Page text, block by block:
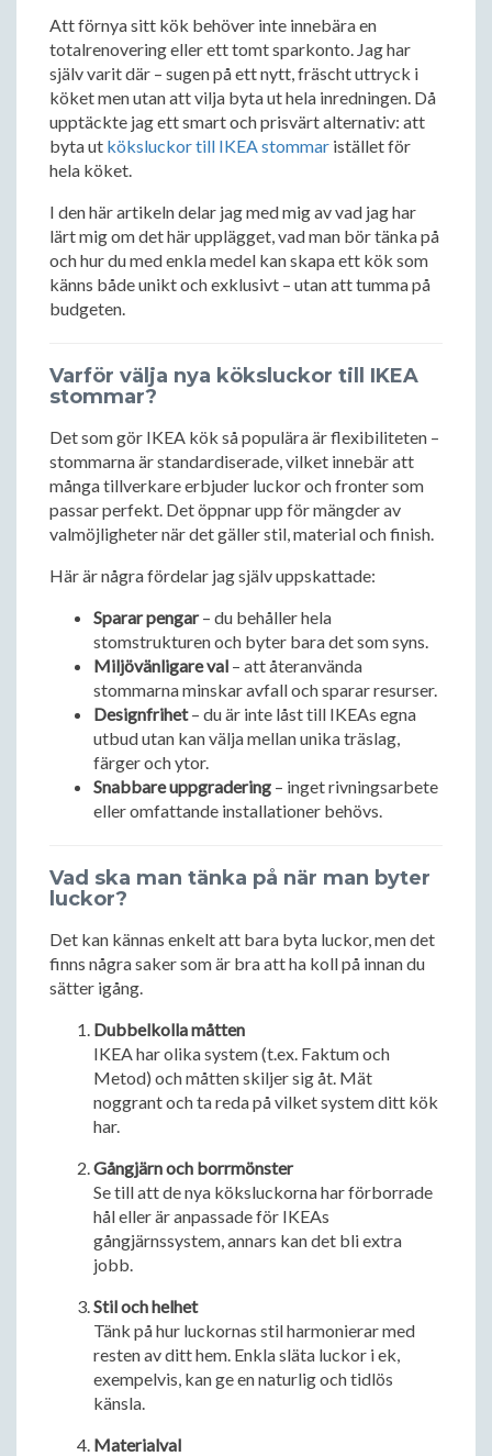
Att förnya sitt kök behöver inte innebära en
totalrenovering eller ett tomt sparkonto. Jag har
själv varit där – sugen på ett nytt, fräscht uttryck i
köket men utan att vilja byta ut hela inredningen. Då
upptäckte jag ett smart och prisvärt alternativ: att
byta ut köksluckor till IKEA stommar istället för
hela köket.
I den här artikeln delar jag med mig av vad jag har
lärt mig om det här upplägget, vad man bör tänka på
och hur du med enkla medel kan skapa ett kök som
känns både unikt och exklusivt – utan att tumma på
budgeten.
Varför välja nya köksluckor till IKEA
stommar?
Det som gör IKEA kök så populära är flexibiliteten –
stommarna är standardiserade, vilket innebär att
många tillverkare erbjuder luckor och fronter som
passar perfekt. Det öppnar upp för mängder av
valmöjligheter när det gäller stil, material och finish.
Här är några fördelar jag själv uppskattade:
Sparar pengar– du behåller hela
stomstrukturen och byter bara det som syns.
Miljövänligare val – att återanvända
stommarna minskar avfall och sparar resurser.
Designfrihet– du är inte låst till IKEAs egna
utbud utan kan välja mellan unika träslag,
färger och ytor.
Snabbare uppgradering – inget rivningsarbete
eller omfattande installationer behövs.
Vad ska man tänka på när man byter
luckor?
Det kan kännas enkelt att bara byta luckor, men det
finns några saker som är bra att ha koll på innan du
sätter igång.
Dubbelkolla måtten
IKEA har olika system (t.ex. Faktum och
Metod) och måtten skiljer sig åt. Mät
noggrant och ta reda på vilket system ditt kök
har.
Gångjärn och borrmönster
Se till att de nya köksluckorna har förborrade
hål eller är anpassade för IKEAs
gångjärnssystem, annars kan det bli extra
jobb.
Stil och helhet
Tänk på hur luckornas stil harmonierar med
resten av ditt hem. Enkla släta luckor i ek,
exempelvis, kan ge en naturlig och tidlös
känsla.
Materialval